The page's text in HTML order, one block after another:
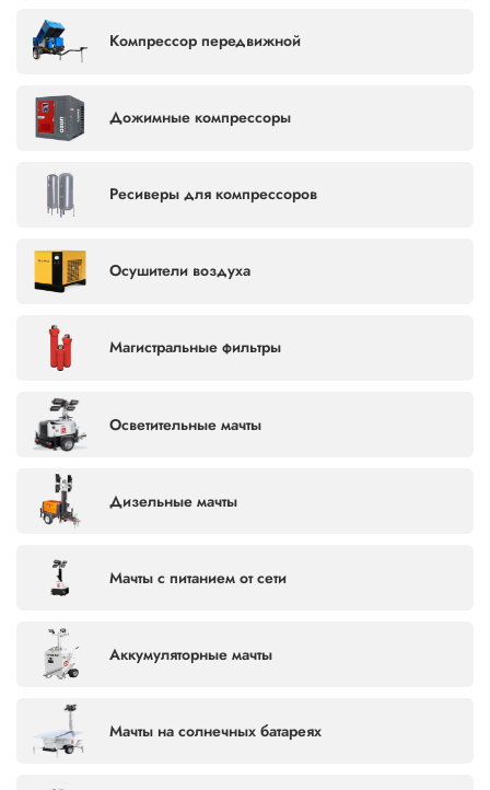
Abac
Atmos
Comaro
Comprag
Hansmann
Kraftmann
Renner
Компрессор передвижной
Дожимные компрессоры
Ресиверы для компрессоров
Осушители воздуха
Магистральные фильтры
Осветительные мачты
Дизельные мачты
Мачты с питанием от сети
Аккумуляторные мачты
Мачты на солнечных батареях